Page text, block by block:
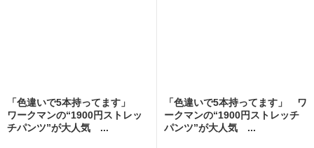
「色違いで5本持ってます」
ワークマンの“1900円ストレッ
チパンツ”が大人気 ...
「色違いで5本持ってます」 ワ
ークマンの“1900円ストレッチ
パンツ”が大人気 ...